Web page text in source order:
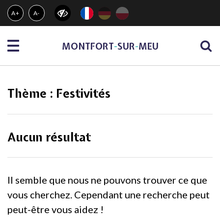
Gestion des traceurs
A+ A-
Menu MONTFORT-SUR-MEU
Thème : Festivités
Aucun résultat
Il semble que nous ne pouvons trouver ce que
vous cherchez. Cependant une recherche peut
peut-être vous aidez !